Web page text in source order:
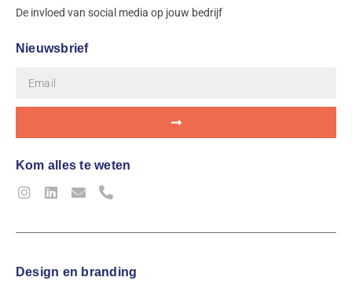
De invloed van social media op jouw bedrijf
Nieuwsbrief
Kom alles te weten
Design en branding